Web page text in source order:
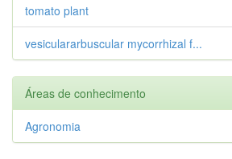
tomato plant
vesiculararbuscular mycorrhizal f...
Áreas de conhecimento
Agronomia